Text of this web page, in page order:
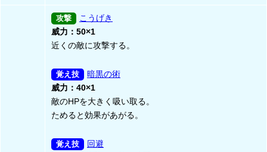
こうげき
威力：50×1
近くの敵に攻撃する。
暗黒の術
威力：40×1
敵のHPを大きく吸い取る。
ためると効果があがる。
回避